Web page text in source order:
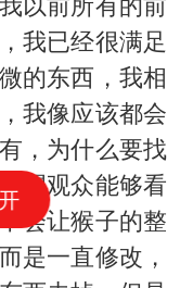
我已经很满足
的东西，我相
我像应该都会
，为什么要找
望观众能够看
会让猴子的整
是一直修改，